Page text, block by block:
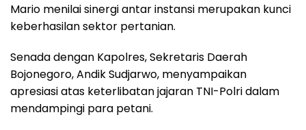
Mario menilai sinergi antar instansi merupakan kunci
keberhasilan sektor pertanian.
Senada dengan Kapolres, Sekretaris Daerah
Bojonegoro, Andik Sudjarwo, menyampaikan
apresiasi atas keterlibatan jajaran TNI-Polri dalam
mendampingi para petani.